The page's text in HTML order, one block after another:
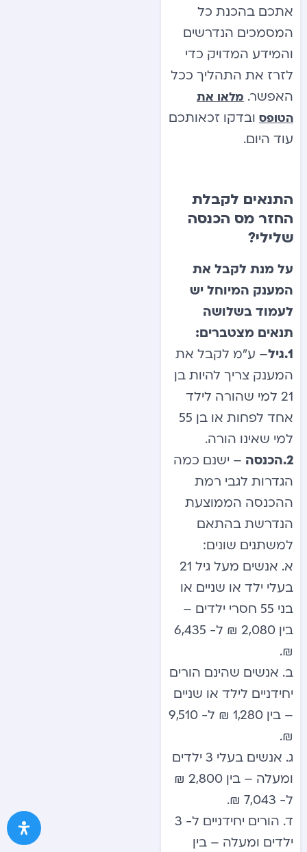
אתכם בהכנת כל
המסמכים הנדרשים
והמידע המדויק כדי
לזרז את התהליך ככל
האפשר. מלאו את
הטופס ובדקו זכאותכם
עוד היום.
התנאים לקבלת
החזר מס הכנסה
שלילי?
על מנת לקבל את
המענק המיוחל יש
לעמוד בשלושה
תנאים מצטברים:
1.גיל
– ע”מ לקבל את
המענק צריך להיות בן
21 למי שהורה לילד
אחד לפחות או בן 55
למי שאינו הורה.
2.הכנסה
– ישנם כמה
הגדרות לגבי רמת
ההכנסה הממוצעת
הנדרשת בהתאם
למשתנים שונים:
א. אנשים מעל גיל 21
בעלי ילד או שניים או
בני 55 חסרי ילדים –
בין 2,080 ₪ ל- 6,435
₪.
ב. אנשים שהינם הורים
יחידניים לילד או שניים
– בין 1,280 ₪ ל- 9,510
₪.
ג. אנשים בעלי 3 ילדים
ומעלה – בין 2,800 ₪
ל- 7,043 ₪.
ד. הורים יחידניים ל- 3
ילדים ומעלה – בין